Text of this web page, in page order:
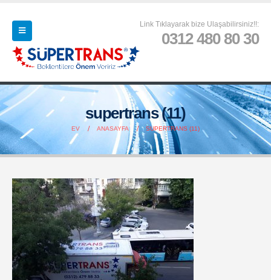
Link Tıklayarak bize Ulaşabilirsiniz!!:
0312 480 80 30
supertrans (11)
EV ANASAYFA SUPERTRANS (11)